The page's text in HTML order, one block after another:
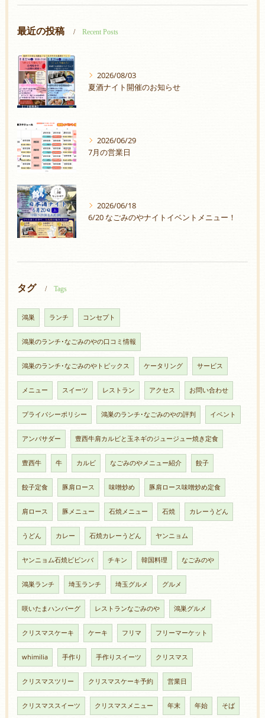
最近の投稿 Recent Posts
2026/08/03
夏酒ナイト開催のお知らせ
2026/06/29
7月の営業日
2026/06/18
6/20 なごみのやナイトイベントメニュー！
タグ Tags
鴻巣 ランチ コンセプト
鴻巣のランチ･なごみのやの口コミ情報
鴻巣のランチ･なごみのやトピックス ケータリング サービス
メニュー スイーツ レストラン アクセス お問い合わせ
プライバシーポリシー 鴻巣のランチ･なごみのやの評判 イベント
アンバサダー 豊西牛肩カルビと玉ネギのジュージュー焼き定食
豊西牛 牛 カルビ なごみのやメニュー紹介 餃子
餃子定食 豚肩ロース 味噌炒め 豚肩ロース味噌炒め定食
肩ロース 豚メニュー 石焼メニュー 石焼 カレーうどん
うどん カレー 石焼カレーうどん ヤンニョム
ヤンニョム石焼ビビンバ チキン 韓国料理 なごみのや
鴻巣ランチ 埼玉ランチ 埼玉グルメ グルメ
咲いたまハンバーグ レストランなごみのや 鴻巣グルメ
クリスマスケーキ ケーキ フリマ フリーマーケット
whimilia 手作り 手作りスイーツ クリスマス
クリスマスツリー クリスマスケーキ予約 営業日
クリスマススイーツ クリスマスメニュー 年末 年始 そば